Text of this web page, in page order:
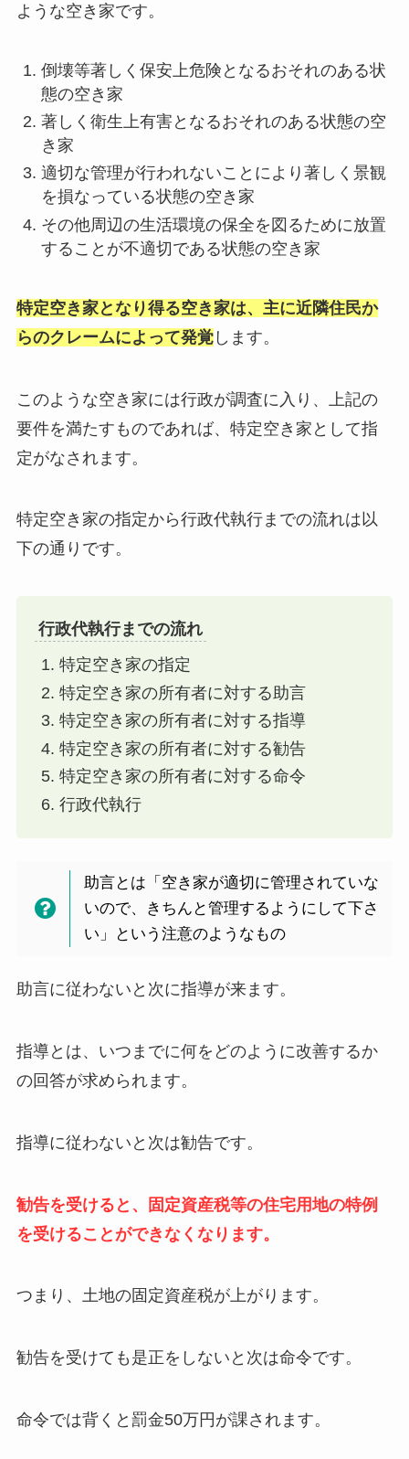
ような空き家です。
倒壊等著しく保安上危険となるおそれのある状
態の空き家
著しく衛生上有害となるおそれのある状態の空
き家
適切な管理が行われないことにより著しく景観
を損なっている状態の空き家
その他周辺の生活環境の保全を図るために放置
することが不適切である状態の空き家
特定空き家となり得る空き家は、主に近隣住民か
らのクレームによって発覚します。
このような空き家には行政が調査に入り、上記の
要件を満たすものであれば、特定空き家として指
定がなされます。
特定空き家の指定から行政代執行までの流れは以
下の通りです。
行政代執行までの流れ
特定空き家の指定
特定空き家の所有者に対する助言
特定空き家の所有者に対する指導
特定空き家の所有者に対する勧告
特定空き家の所有者に対する命令
行政代執行
助言とは「空き家が適切に管理されていな
いので、きちんと管理するようにして下さ
い」という注意のようなもの
助言に従わないと次に指導が来ます。
指導とは、いつまでに何をどのように改善するか
の回答が求められます。
指導に従わないと次は勧告です。
勧告を受けると、固定資産税等の住宅用地の特例
を受けることができなくなります。
つまり、土地の固定資産税が上がります。
勧告を受けても是正をしないと次は命令です。
命令では背くと罰金50万円が課されます。